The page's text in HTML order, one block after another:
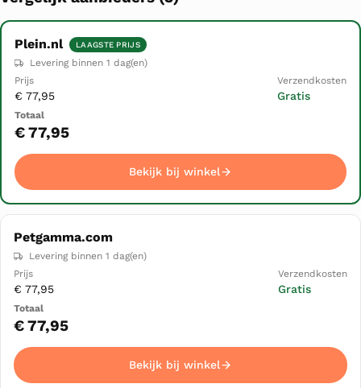
Winkel Prijs
Verzendkosten
Plein.nl LAAGSTE PRIJS
Levering binnen 1 dag(en)
€ 77,95 Gratis
€ 77,95
Bekijk bij winkel
Petgamma.com
Levering binnen 1 dag(en)
€ 77,95 Gratis
€ 77,95
Bekijk bij winkel